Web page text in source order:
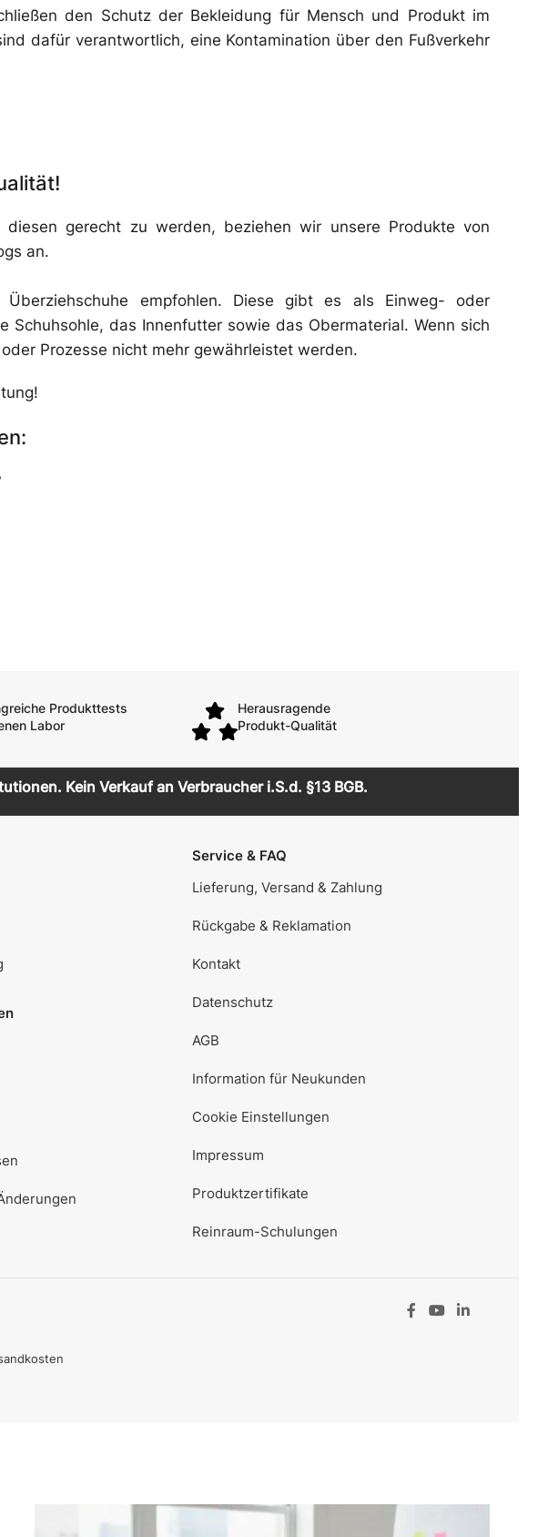
den Schutz der Bekleidung für Mensch und Produkt im
dafür verantwortlich, eine Kontamination über den Fußverkehr
diesen gerecht zu werden, beziehen wir unsere Produkte von
an.
empfohlen. Diese gibt es als Einweg- oder
das Innenfutter sowie das Obermaterial. Wenn sich
Prozesse nicht mehr gewährleistet werden.
Produkttests
Labor
Herausragende
Produkt-Qualität
Kein Verkauf an Verbraucher i.S.d. §13 BGB.
Service & FAQ
Lieferung, Versand & Zahlung
Rückgabe & Reklamation
Kontakt
Datenschutz
AGB
Information für Neukunden
Cookie Einstellungen
Impressum
Produktzertifikate
Reinraum-Schulungen